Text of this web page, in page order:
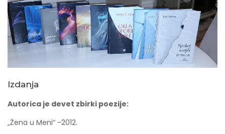
Izdanja
Autorica je devet zbirki poezije:
„Žena u Meni“ -2012.